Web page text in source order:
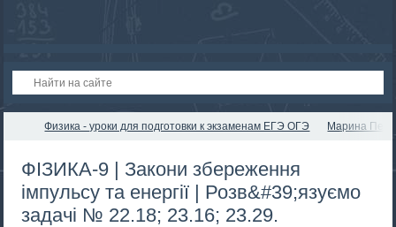
Физика - уроки для подготовки к экзаменам ЕГЭ ОГЭ Марина
ФІЗИКА-9 | Закони збереження
імпульсу та енергії | Розв&#39;язуємо
задачі № 22.18; 23.16; 23.29.